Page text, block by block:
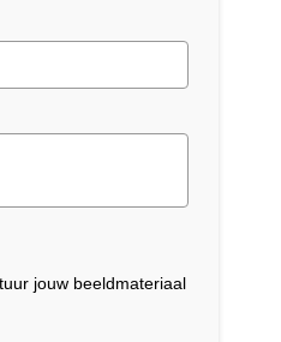
jouw beeldmateriaal